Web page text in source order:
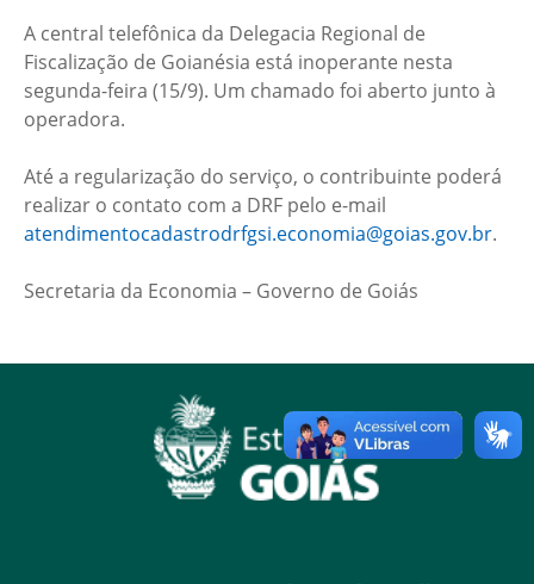
A central telefônica da Delegacia Regional de
Fiscalização de Goianésia está inoperante nesta
segunda-feira (15/9). Um chamado foi aberto junto à
operadora.
Até a regularização do serviço, o contribuinte poderá
realizar o contato com a DRF pelo e-mail
atendimentocadastrodrfgsi.economia@goias.gov.br.
Secretaria da Economia – Governo de Goiás